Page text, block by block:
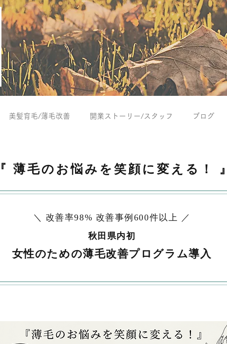
美髪育毛/薄毛改善 開業ストーリー/スタッフ ブログ
『 薄毛のお悩みを笑顔に変える！ 』
＼ 改善率98% 改善事例600件以上 ／
秋田県内初
女性のための薄毛改善プログラム導入